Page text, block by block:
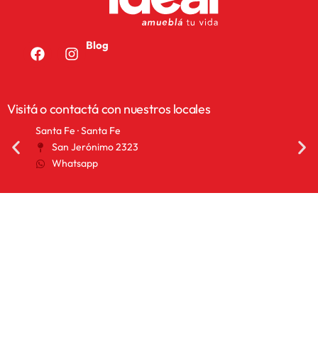
Blog
Visitá o contactá con nuestros locales
San Francisco · Córdoba
25 de Mayo 1155
Whatsapp